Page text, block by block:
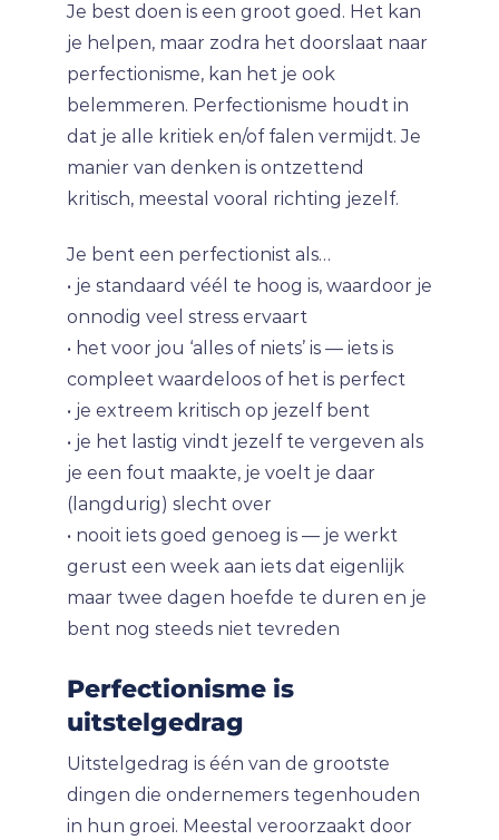
Je best doen is een groot goed. Het kan
je helpen, maar zodra het doorslaat naar
perfectionisme, kan het je ook
belemmeren. Perfectionisme houdt in
dat je alle kritiek en/of falen vermijdt. Je
manier van denken is ontzettend
kritisch, meestal vooral richting jezelf.
Je bent een perfectionist als…
• je standaard véél te hoog is, waardoor je
onnodig veel stress ervaart
• het voor jou ‘alles of niets’ is — iets is
compleet waardeloos of het is perfect
• je extreem kritisch op jezelf bent
• je het lastig vindt jezelf te vergeven als
je een fout maakte, je voelt je daar
(langdurig) slecht over
• nooit iets goed genoeg is — je werkt
gerust een week aan iets dat eigenlijk
maar twee dagen hoefde te duren en je
bent nog steeds niet tevreden
Perfectionisme is
uitstelgedrag
Uitstelgedrag is één van de grootste
dingen die ondernemers tegenhouden
in hun groei. Meestal veroorzaakt door